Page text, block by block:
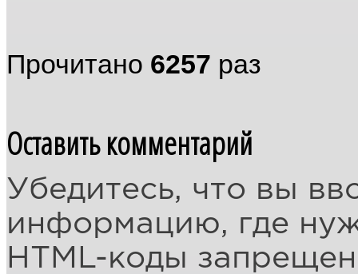
Прочитано 6257 раз
Оставить комментарий
Убедитесь, что вы
информацию, где
HTML-коды